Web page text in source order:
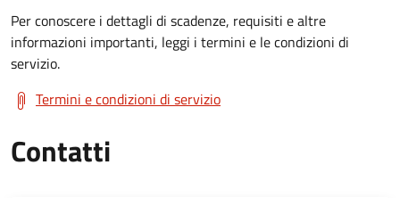
Per conoscere i dettagli di scadenze, requisiti e altre
informazioni importanti, leggi i termini e le condizioni di
servizio.
Termini e condizioni di servizio
Contatti